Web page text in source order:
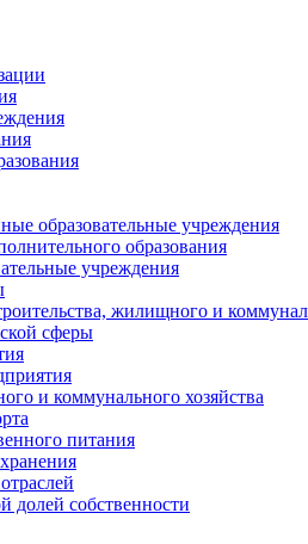
образовательные учреждения
образования
учреждения
жилищного и
сферы
и коммунального хозяйства
питания
долей собственности